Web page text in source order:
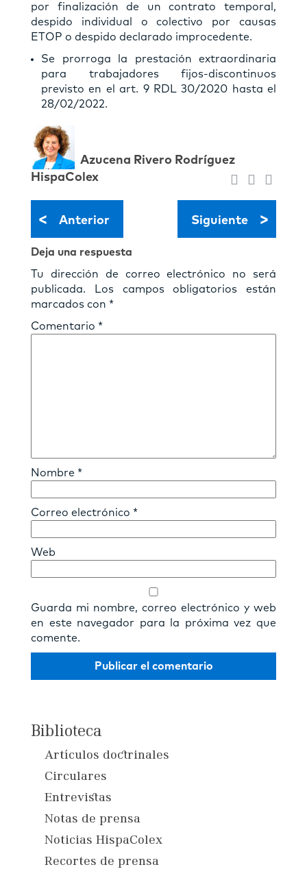
por finalización de un contrato temporal,
despido individual o colectivo por causas
ETOP o despido declarado improcedente.
Se prorroga la prestación extraordinaria
para trabajadores fijos-discontinuos
previsto en el art. 9 RDL 30/2020 hasta el
28/02/2022.
Azucena Rivero Rodríguez
HispaColex
< Anterior Siguiente >
Deja una respuesta
Tu dirección de correo electrónico no será
publicada.
Los campos obligatorios están
marcados con *
Comentario *
Nombre *
Correo electrónico *
Web
Guarda mi nombre, correo electrónico y web
en este navegador para la próxima vez que
comente.
Biblioteca
Artículos doctrinales
Circulares
Entrevistas
Notas de prensa
Noticias HispaColex
Recortes de prensa